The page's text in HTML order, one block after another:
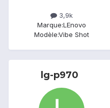
3,9k
Marque:LEnovo
Modèle:Vibe Shot
lg-p970